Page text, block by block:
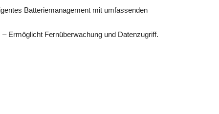
Batteriemanagement mit umfassenden
Ermöglicht Fernüberwachung und Datenzugriff.